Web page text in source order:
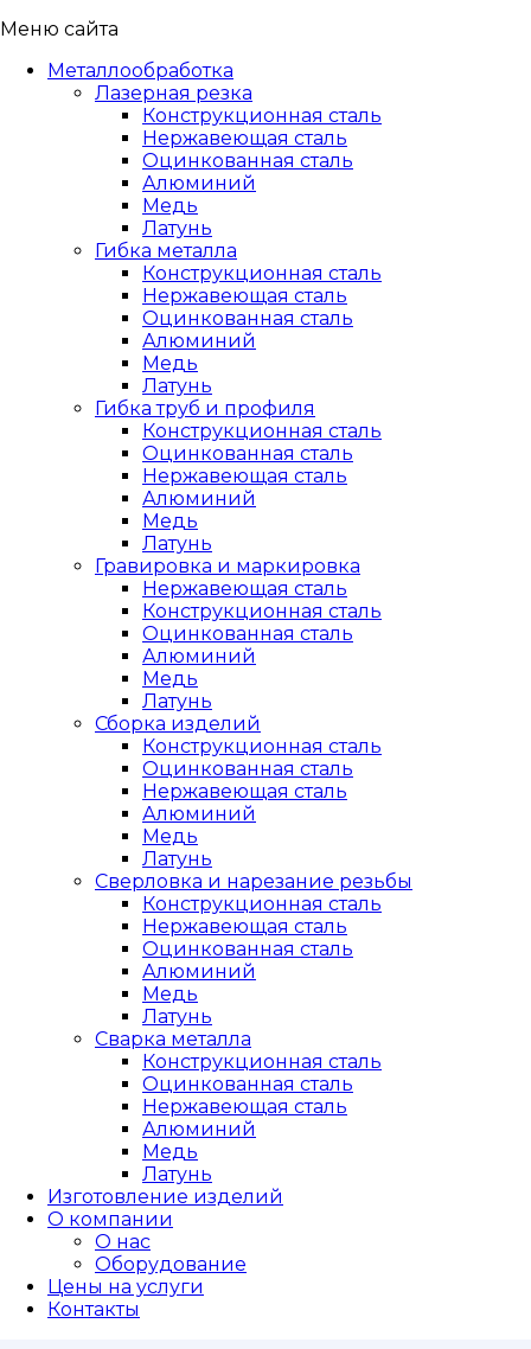
Меню сайта
Металлообработка
Лазерная резка
Конструкционная сталь
Нержавеющая сталь
Оцинкованная сталь
Алюминий
Медь
Латунь
Гибка металла
Конструкционная сталь
Нержавеющая сталь
Оцинкованная сталь
Алюминий
Медь
Латунь
Гибка труб и профиля
Конструкционная сталь
Оцинкованная сталь
Нержавеющая сталь
Алюминий
Медь
Латунь
Гравировка и маркировка
Нержавеющая сталь
Конструкционная сталь
Оцинкованная сталь
Алюминий
Медь
Латунь
Сборка изделий
Конструкционная сталь
Оцинкованная сталь
Нержавеющая сталь
Алюминий
Медь
Латунь
Сверловка и нарезание резьбы
Конструкционная сталь
Нержавеющая сталь
Оцинкованная сталь
Алюминий
Медь
Латунь
Сварка металла
Конструкционная сталь
Оцинкованная сталь
Нержавеющая сталь
Алюминий
Медь
Латунь
Изготовление изделий
О компании
О нас
Оборудование
Цены на услуги
Контакты